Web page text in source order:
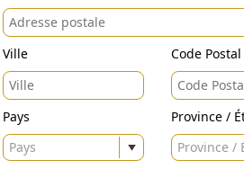
Ville Code Postal
Pays
Pays
Province /
Province /